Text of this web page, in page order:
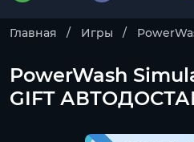
Главная Игры
PowerWash
GIFT